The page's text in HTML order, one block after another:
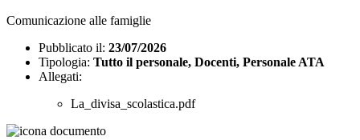
Comunicazione alle famiglie
Pubblicato il: 23/07/2026
Tipologia: Tutto il personale, Docenti, Personale ATA
Allegati:
La_divisa_scolastica.pdf